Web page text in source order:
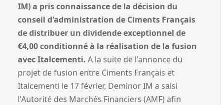
IM) a pris connaissance de la décision du
conseil d'administration de Ciments Français
de distribuer un dividende exceptionnel de
€4,00 conditionné à la réalisation de la fusion
avec Italcementi. A la suite de l'annonce du
projet de fusion entre Ciments Français et
Italcementi le 17 février, Deminor IM a saisi
l'Autorité des Marchés Financiers (AMF) afin